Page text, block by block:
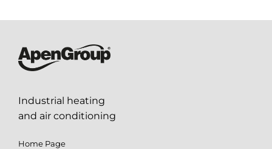
Industrial heating
and air conditioning
Home Page